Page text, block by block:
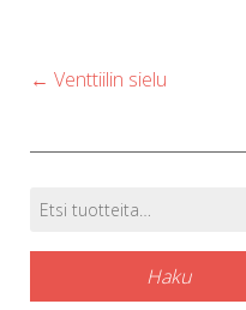
Post
← Venttiilin sielu
Tuotehaku
Etsi:
Haku